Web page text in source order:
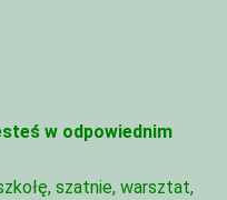
w odpowiednim
szatnie, warsztat,